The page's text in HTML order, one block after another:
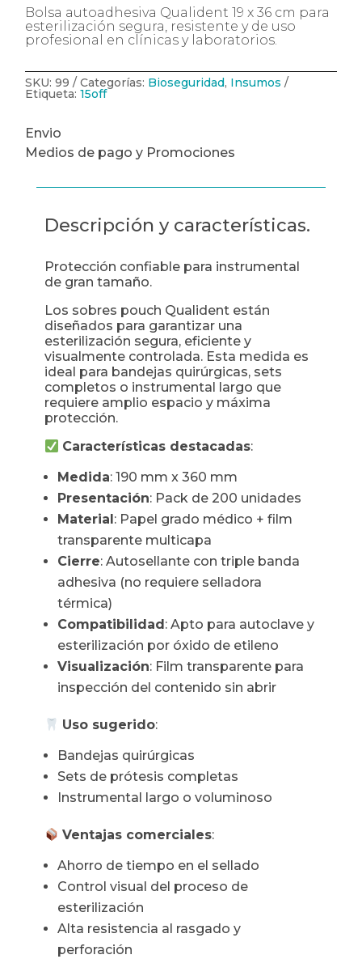
19
x
36
x
200
cantidad
Bolsa autoadhesiva Qualident 19 x 36 cm para
esterilización segura, resistente y de uso
profesional en clínicas y laboratorios.
SKU:99 Categorías: Bioseguridad, Insumos
Etiqueta:15off
Envio
Medios de pago y Promociones
Descripción y características.
Protección confiable para instrumental
de gran tamaño.
Los sobres pouch Qualident están
diseñados para garantizar una
esterilización segura, eficiente y
visualmente controlada. Esta medida es
ideal para bandejas quirúrgicas, sets
completos o instrumental largo que
requiere amplio espacio y máxima
protección.
Características destacadas:
Medida: 190 mm x 360 mm
Presentación: Pack de 200 unidades
Material: Papel grado médico + film
transparente multicapa
Cierre: Autosellante con triple banda
adhesiva (no requiere selladora
térmica)
Compatibilidad: Apto para autoclave y
esterilización por óxido de etileno
Visualización: Film transparente para
inspección del contenido sin abrir
Uso sugerido:
Bandejas quirúrgicas
Sets de prótesis completas
Instrumental largo o voluminoso
Ventajas comerciales:
Ahorro de tiempo en el sellado
Control visual del proceso de
esterilización
Alta resistencia al rasgado y
perforación